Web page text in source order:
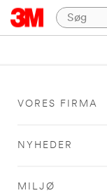
VORES FIRMA
NYHEDER
MILJØ